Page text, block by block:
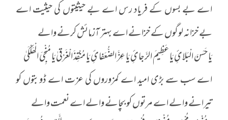
اے بے بسوں کے فریاد رس اے بے حیثیتوں کی حیثیت اے
بے خزانہ لوگوں کے خزانے اے بہتر آزمائش کرنے والے
یَا حَسَنَ الْبَلائِ یَا عَظِیمَ الرَّجائِ یَا عِزَّ الضُّعَفائِ یَا مُنْقِذَ الْغَرْقیٰ یَا مُنْجِیَ الْھَلْکَیٰ
اے سب سے بڑی امید اے کمزوروں کی عزت اے ڈوبتوں کو
تیرانے والے اے مرتوں کو بچانے والے اے نعمت والے